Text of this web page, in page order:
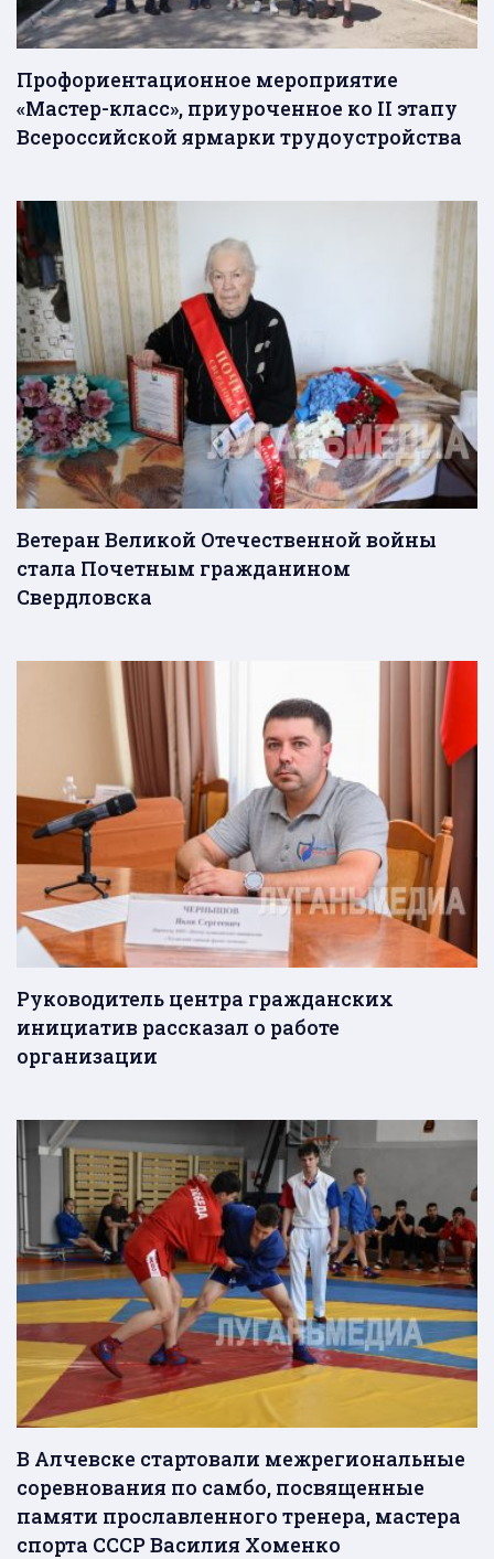
Профориентационное мероприятие
«Мастер-класс», приуроченное ко II этапу
Всероссийской ярмарки трудоустройства
Ветеран Великой Отечественной войны
стала Почетным гражданином
Свердловска
Руководитель центра гражданских
инициатив рассказал о работе
организации
В Алчевске стартовали межрегиональные
соревнования по самбо, посвященные
памяти прославленного тренера, мастера
спорта СССР Василия Хоменко